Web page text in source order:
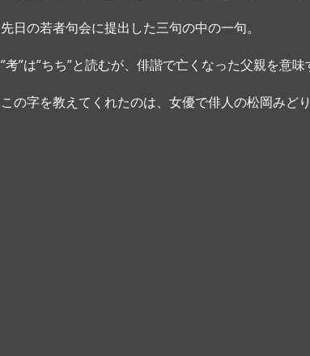
先日の若者句会に提出した三句の中の一句。
”考”は”ちち”と読むが、俳諧で亡くなった父親を意味
この字を教えてくれたのは、女優で俳人の松岡みどり